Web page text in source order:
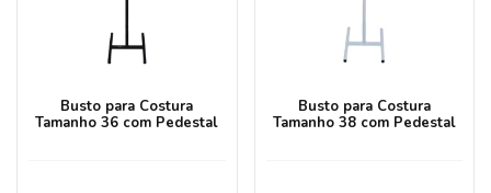
Busto para Costura
Tamanho 36 com Pedestal
Busto para Costura
Tamanho 38 com Pedestal